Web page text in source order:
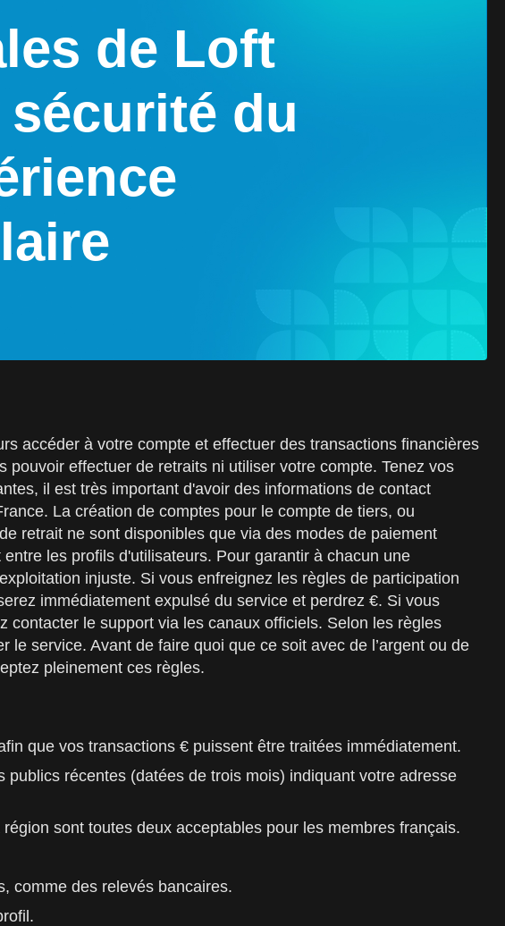
de Loft
du
accéder à votre compte et effectuer des transactions financières
effectuer de retraits ni utiliser votre compte. Tenez vos
il est très important d'avoir des informations de contact
La création de comptes pour le compte de tiers, ou
retrait ne sont disponibles que via des modes de paiement
les profils d'utilisateurs. Pour garantir à chacun une
injuste. Si vous enfreignez les règles de participation
immédiatement expulsé du service et perdrez €. Si vous
le support via les canaux officiels. Selon les règles
service. Avant de faire quoi que ce soit avec de l’argent ou de
pleinement ces règles.
que vos transactions € puissent être traitées immédiatement.
récentes (datées de trois mois) indiquant votre adresse
sont toutes deux acceptables pour les membres français.
comme des relevés bancaires.